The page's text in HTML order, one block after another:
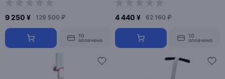
9 250 ¥ 129 500 ₽
10
оплачено
4 440 ¥ 62 160 ₽
10
оплачено